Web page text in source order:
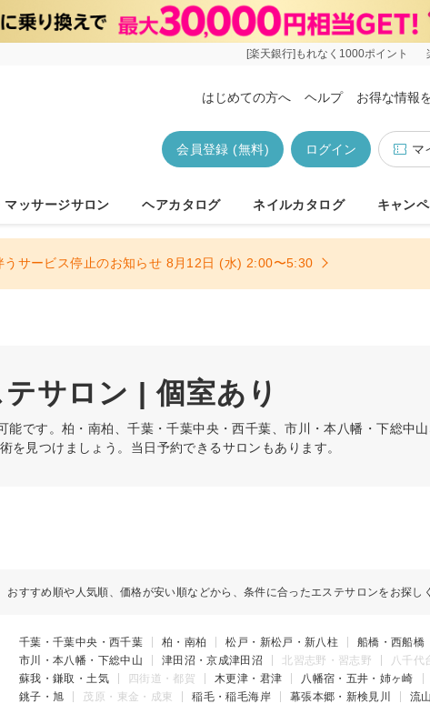
[楽天銀行]もれなく1000ポイント
はじめての方へ ヘルプ お得な情報
マ
ログイン
会員登録 (無料)
マッサージサロン ヘアカタログ ネイルカタログ キャン
うサービス停止のお知らせ 8月12日 (水) 2:00〜5:30
サロン | 個室あり
です。柏・南柏、千葉・千葉中央・西千葉、市川・本八幡・下総中
見つけましょう。当日予約できるサロンもあります。
おすすめ順や人気順、価格が安い順などから、条件に合ったエステサロンをお探し
千葉・千葉中央・西千葉 柏・南柏 松戸・新松戸・新八柱 船橋・西船橋
市川・本八幡・下総中山
津田沼・京成津田沼 北習志野・習志野
八千代
蘇我・鎌取・土気
四街道・都賀 木更津・君津 八幡宿・五井・姉ヶ崎
銚子・旭
茂原・東金・成東 稲毛・稲毛海岸 幕張本郷・新検見川
流